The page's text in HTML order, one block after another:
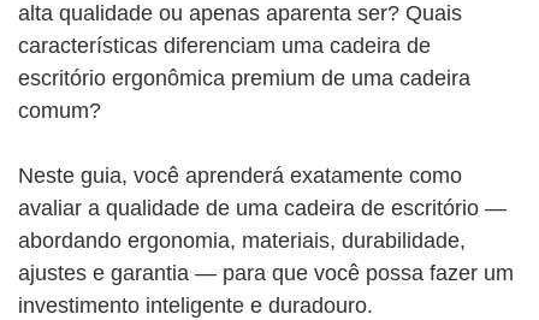
alta qualidade ou apenas aparenta ser? Quais
características diferenciam uma cadeira de
escritório ergonômica premium de uma cadeira
comum?
Neste guia, você aprenderá exatamente como
avaliar a qualidade de uma cadeira de escritório —
abordando ergonomia, materiais, durabilidade,
ajustes e garantia — para que você possa fazer um
investimento inteligente e duradouro.